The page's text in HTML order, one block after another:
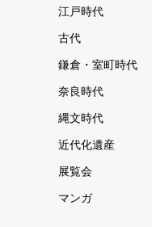
江戸時代
古代
鎌倉・室町時代
奈良時代
縄文時代
近代化遺産
展覧会
マンガ